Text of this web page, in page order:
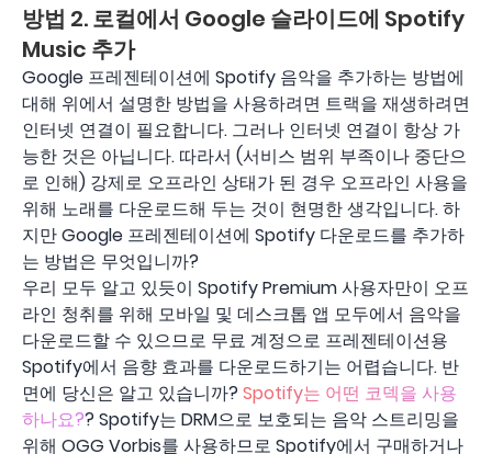
방법 2. 로컬에서 Google 슬라이드에 Spotify
Music 추가
Google 프레젠테이션에 Spotify 음악을 추가하는 방법에
대해 위에서 설명한 방법을 사용하려면 트랙을 재생하려면
인터넷 연결이 필요합니다. 그러나 인터넷 연결이 항상 가
능한 것은 아닙니다. 따라서 (서비스 범위 부족이나 중단으
로 인해) 강제로 오프라인 상태가 된 경우 오프라인 사용을
위해 노래를 다운로드해 두는 것이 현명한 생각입니다. 하
지만 Google 프레젠테이션에 Spotify 다운로드를 추가하
는 방법은 무엇입니까?
우리 모두 알고 있듯이 Spotify Premium 사용자만이 오프
라인 청취를 위해 모바일 및 데스크톱 앱 모두에서 음악을
다운로드할 수 있으므로 무료 계정으로 프레젠테이션용
Spotify에서 음향 효과를 다운로드하기는 어렵습니다. 반
면에 당신은 알고 있습니까?Spotify는 어떤 코덱을 사용
하나요?? Spotify는 DRM으로 보호되는 음악 스트리밍을
위해 OGG Vorbis를 사용하므로 Spotify에서 구매하거나